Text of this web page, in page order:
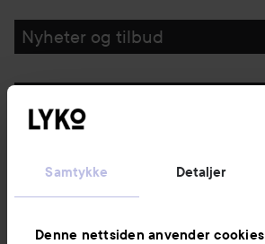
Samtykke Detaljer
Denne nettsiden anvender cookies
Nyheter og tilbud
Kundeservice
Informasjon